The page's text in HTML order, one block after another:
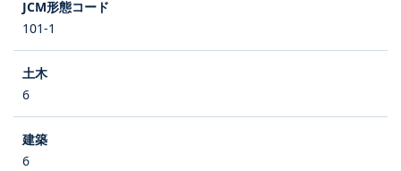
101-1
6
6